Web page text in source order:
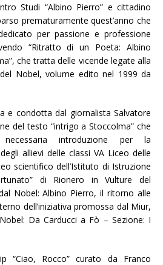
Studi “Albino Pierro” e cittadino
prematuramente quest’anno che
per passione e professione
“Ritratto di un Poeta: Albino
che tratta delle vicende legate alla
Nobel, volume edito nel 1999 da
e condotta dal giornalista Salvatore
del testo “intrigo a Stoccolma” che
introduzione per la
allievi delle classi VA Liceo delle
scientifico dell’Istituto di Istruzione
di Rionero in Vulture del
Nobel: Albino Pierro, il ritorno alle
dell’iniziativa promossa dal Miur,
Da Carducci a Fò – Sezione: I
“Ciao, Rocco” curato da Franco